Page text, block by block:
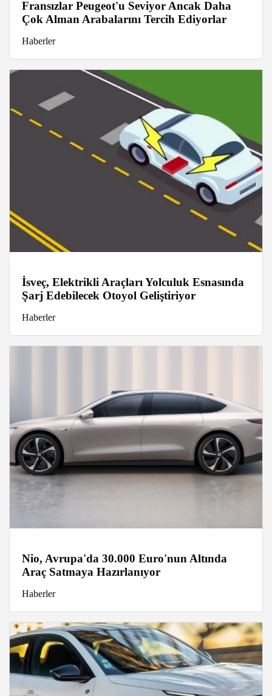
Fransızlar Peugeot'u Seviyor Ancak Daha
Çok Alman Arabalarını Tercih Ediyorlar
Haberler
İsveç, Elektrikli Araçları Yolculuk Esnasında
Şarj Edebilecek Otoyol Geliştiriyor
Haberler
Nio, Avrupa'da 30.000 Euro'nun Altında
Araç Satmaya Hazırlanıyor
Haberler